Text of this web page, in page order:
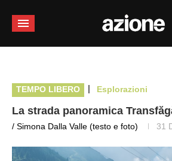
TEMPO LIBERO | Esplorazioni
La strada panoramica
/ Simona Dalla Valle (testo e foto) 31